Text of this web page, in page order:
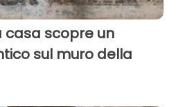
scopre un
sul muro della